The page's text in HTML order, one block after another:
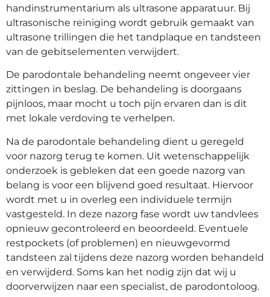
handinstrumentarium als ultrasone apparatuur. Bij
ultrasonische reiniging wordt gebruik gemaakt van
ultrasone trillingen die het tandplaque en tandsteen
van de gebitselementen verwijdert.
De parodontale behandeling neemt ongeveer vier
zittingen in beslag. De behandeling is doorgaans
pijnloos, maar mocht u toch pijn ervaren dan is dit
met lokale verdoving te verhelpen.
Na de parodontale behandeling dient u geregeld
voor nazorg terug te komen. Uit wetenschappelijk
onderzoek is gebleken dat een goede nazorg van
belang is voor een blijvend goed resultaat. Hiervoor
wordt met u in overleg een individuele termijn
vastgesteld. In deze nazorg fase wordt uw tandvlees
opnieuw gecontroleerd en beoordeeld. Eventuele
restpockets (of problemen) en nieuwgevormd
tandsteen zal tijdens deze nazorg worden behandeld
en verwijderd. Soms kan het nodig zijn dat wij u
doorverwijzen naar een specialist, de parodontoloog.